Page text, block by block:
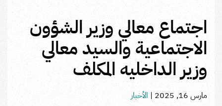
اجتماع معالي وزير الشؤون
الاجتماعية والسيد معالي
وزير الداخليه المكلف
مارس 16, 2025 | الأخبار